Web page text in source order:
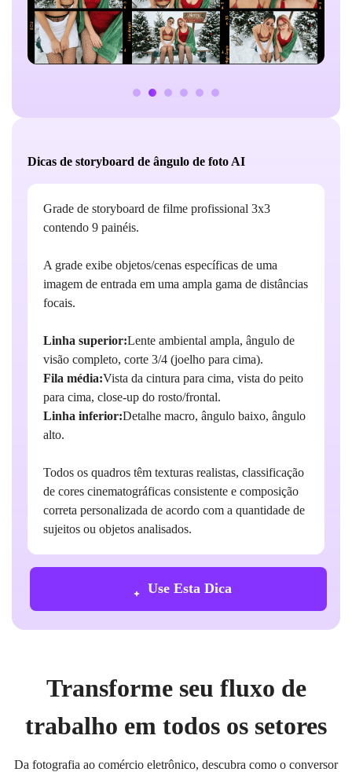
Dicas de storyboard de ângulo de foto AI
Grade de storyboard de filme profissional 3x3
contendo 9 painéis.
A grade exibe objetos/cenas específicas de uma
imagem de entrada em uma ampla gama de distâncias
focais.
Linha superior:Lente ambiental ampla, ângulo de
visão completo, corte 3/4 (joelho para cima).
Fila média:Vista da cintura para cima, vista do peito
para cima, close-up do rosto/frontal.
Linha inferior:Detalhe macro, ângulo baixo, ângulo
alto.
Todos os quadros têm texturas realistas, classificação
de cores cinematográficas consistente e composição
correta personalizada de acordo com a quantidade de
sujeitos ou objetos analisados.
Use Esta Dica
Transforme seu fluxo de
trabalho em todos os setores
Da fotografia ao comércio eletrônico, descubra como o conversor